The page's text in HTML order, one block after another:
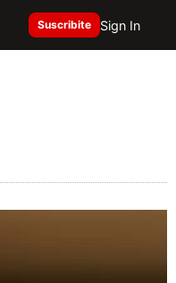
Suscribite Sign In